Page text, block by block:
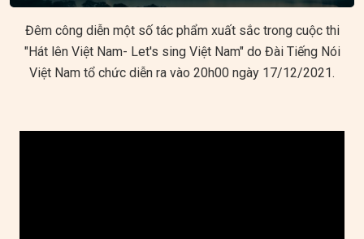
Đêm công diễn một số tác phẩm xuất sắc trong cuộc thi
"Hát lên Việt Nam- Let's sing Việt Nam" do Đài Tiếng Nói
Việt Nam tổ chức diễn ra vào 20h00 ngày 17/12/2021.